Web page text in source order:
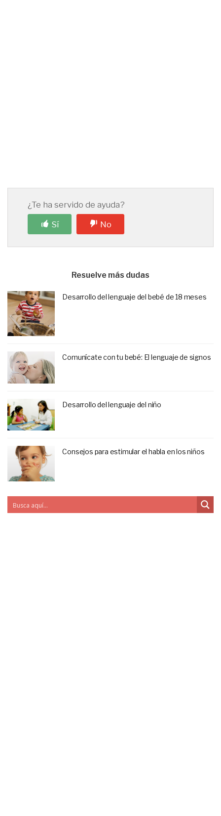
¿Te ha servido de ayuda?
Sí
No
Resuelve más dudas
Desarrollo del lenguaje del bebé de 18 meses
Comunícate con tu bebé: El lenguaje de signos
Desarrollo del lenguaje del niño
Consejos para estimular el habla en los niños